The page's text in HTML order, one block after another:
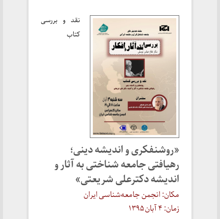
نقد و بررسی
کتاب
«روشنفکری و اندیشه دینی؛
رهیافتی جامعه شناختی به آثار و
اندیشه دکترعلی شریعتی»
مکان: انجمن جامعه‌شناسی ایران
زمان: ۴ آبان ۱۳۹۵